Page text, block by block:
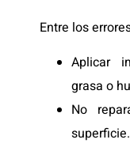
Entre los
Aplicar
grasa o
No
superficie.